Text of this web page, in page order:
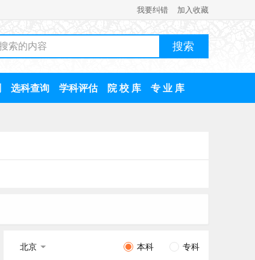
我要纠错 加入收藏
选科查询 学科评估 院 校 库 专 业 库
北京 本科 专科